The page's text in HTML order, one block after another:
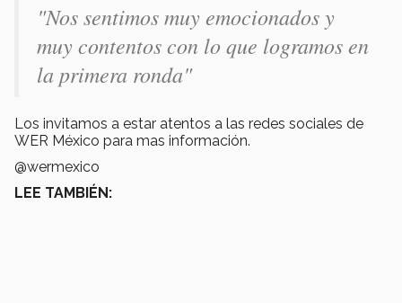
"Nos sentimos muy emocionados y
muy contentos con lo que logramos en
la primera ronda"
Los invitamos a estar atentos a las redes sociales de
WER México para mas información.
@wermexico
LEE TAMBIÉN: